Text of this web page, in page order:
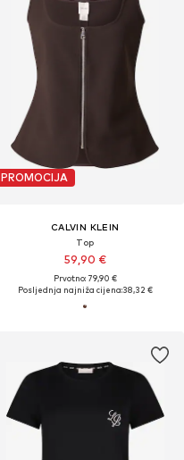
PROMOCIJA
CALVIN KLEIN
Top
59,90 €
Prvotno: 79,90 €
Posljednja najniža cijena:38,32 €